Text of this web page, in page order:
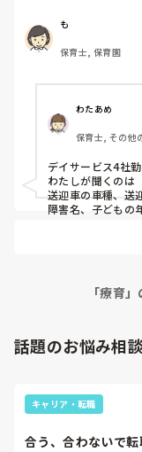
複数の施設へ見学
るようにしたいです
も
保育士, 保育園
わたあめ
保育士, その他
デイサービス4社
わたしが聞くのは
送迎車の車種、送
障害名、子どもの
職員の年齢層、職
見学楽しみです
おすすめです！☺️
「療育
話題のお悩み相談
キャリア・転職
合う、合わないで転